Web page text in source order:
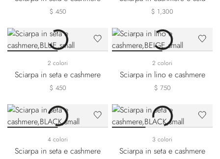
$ 450 $ 1,300
2 colori
Sciarpa in seta e cashmere
$ 450
2 colori
Sciarpa in lino e cashmere
$ 750
4 colori
Sciarpa in seta e cashmere
3 colori
Sciarpa in seta e cashmere